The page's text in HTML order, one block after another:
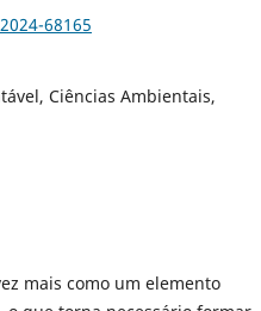
68165
Ciências Ambientais,
mais como um elemento